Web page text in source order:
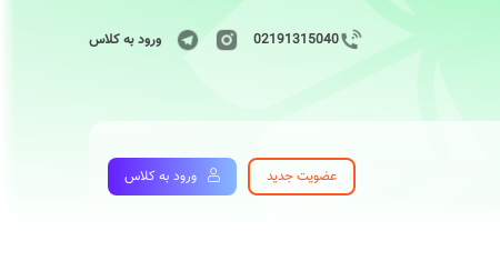
02191315040 ورود به کلاس
عضویت جدید ورود به کلاس